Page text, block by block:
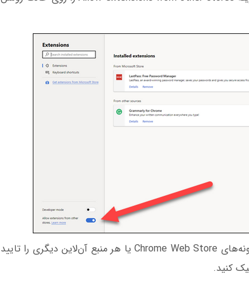
مایکروسافت به شما هشدار خواهد داد که افزونه‌های Chrome Web Store یا هر منبع آن‌لاین دیگری را تایید